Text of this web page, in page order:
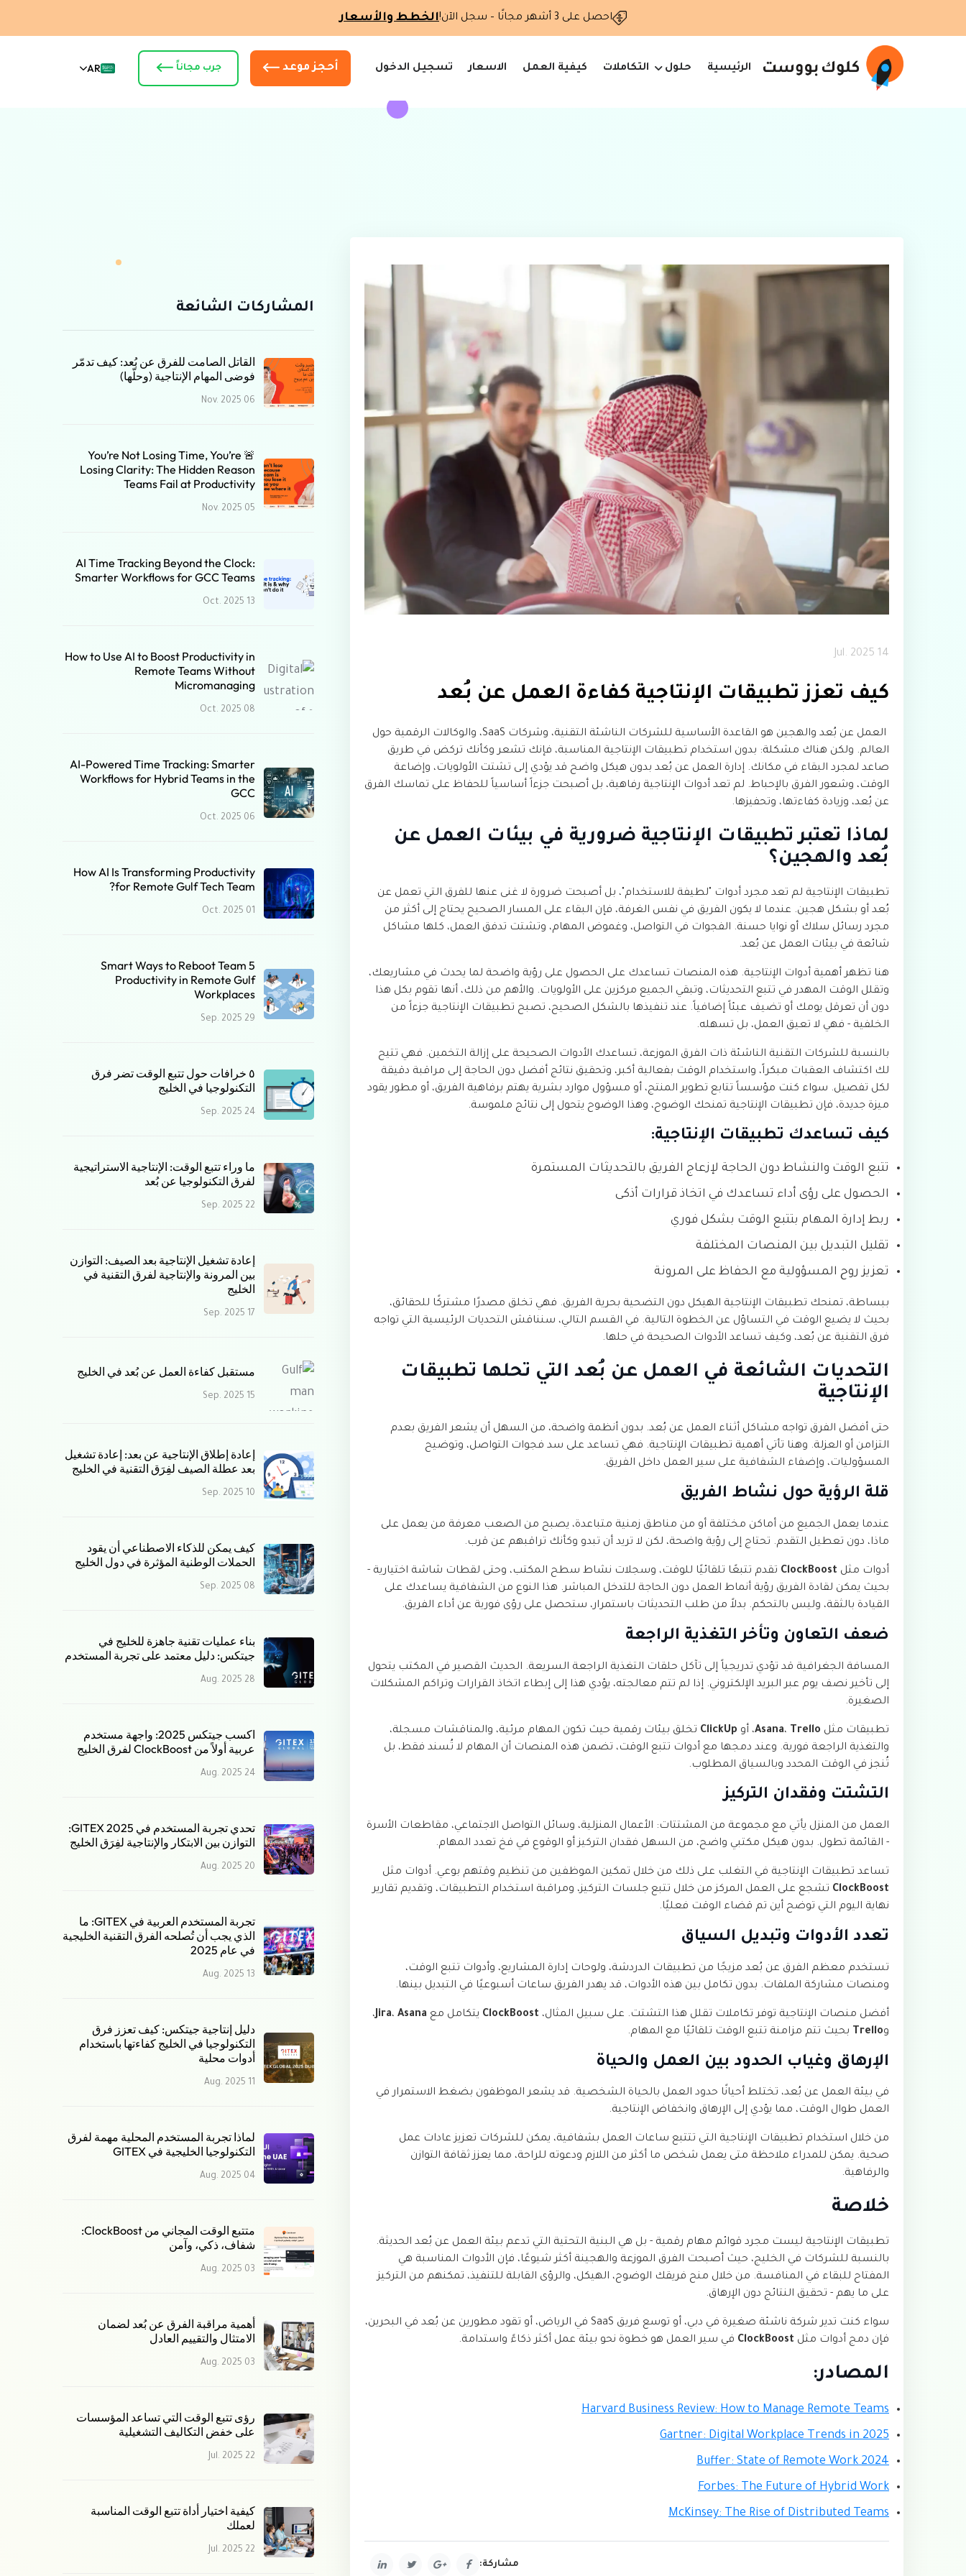
احصل على 3 أشهر مجانًا – سجل الآن! الخطط والأسعار
الرئيسية حلول التكاملات كيفية العمل الاسعار تسجيل الدخول أحجز موعد جرب مجاناً AR
14 Jul. 2025
كيف تعزز تطبيقات الإنتاجية كفاءة العمل عن بُعد
العمل عن بُعد والهجين هو القاعدة الأساسية للشركات الناشئة التقنية، وشركات SaaS، والوكالات الرقمية حول
العالم. ولكن هناك مشكلة: بدون استخدام تطبيقات الإنتاجية المناسبة، فإنك تشعر وكأنك تركض في طريق
صاعد لمجرد البقاء في مكانك. إدارة العمل عن بُعد بدون هيكل واضح قد يؤدي إلى تشتت الأولويات، وإضاعة
الوقت، وشعور الفرق بالإحباط. لم تعد أدوات الإنتاجية رفاهية، بل أصبحت جزءاً أساسياً للحفاظ على تماسك الفرق
عن بُعد، وزيادة كفاءتها، وتحفيزها.
لماذا تعتبر تطبيقات الإنتاجية ضرورية في بيئات العمل عن
بُعد والهجين؟
تطبيقات الإنتاجية لم تعد مجرد أدوات "لطيفة للاستخدام"، بل أصبحت ضرورة لا غنى عنها للفرق التي تعمل عن
بُعد أو بشكل هجين. عندما لا يكون الفريق في نفس الغرفة، فإن البقاء على المسار الصحيح يحتاج إلى أكثر من
مجرد رسائل سلاك أو نوايا حسنة. الفجوات في التواصل، وغموض المهام، وتشتت تدفق العمل، كلها مشاكل
شائعة في بيئات العمل عن بُعد.
هنا تظهر أهمية أدوات الإنتاجية. هذه المنصات تساعدك على الحصول على رؤية واضحة لما يحدث في مشاريعك،
وتقلل الوقت المهدر في تتبع التحديثات، وتبقي الجميع مركزين على الأولويات. والأهم من ذلك، أنها تقوم بكل هذا
دون أن تعرقل يومك أو تضيف عبئاً إضافياً. عند تنفيذها بالشكل الصحيح، تصبح تطبيقات الإنتاجية جزءاً من
الخلفية - فهي لا تعيق العمل، بل تسهله.
بالنسبة للشركات التقنية الناشئة ذات الفرق الموزعة، تساعدك الأدوات الصحيحة على إزالة التخمين. فهي تتيح
لك اكتشاف العقبات مبكراً، واستخدام الوقت بفعالية أكبر، وتحقيق نتائج أفضل دون الحاجة إلى مراقبة دقيقة
لكل تفصيل. سواء كنت مؤسساً تتابع تطوير المنتج، أو مسؤول موارد بشرية يهتم برفاهية الفريق، أو مطور يقود
ميزة جديدة، فإن تطبيقات الإنتاجية تمنحك الوضوح، وهذا الوضوح يتحول إلى نتائج ملموسة.
كيف تساعدك تطبيقات الإنتاجية:
تتبع الوقت والنشاط دون الحاجة لإزعاج الفريق بالتحديثات المستمرة
الحصول على رؤى أداء تساعدك في اتخاذ قرارات أذكى
ربط إدارة المهام بتتبع الوقت بشكل فوري
تقليل التبديل بين المنصات المختلفة
تعزيز روح المسؤولية مع الحفاظ على المرونة
ببساطة، تمنحك تطبيقات الإنتاجية الهيكل دون التضحية بحرية الفريق. فهي تخلق مصدرًا مشتركًا للحقائق،
بحيث لا يضيع الوقت في التساؤل عن الخطوة التالية. في القسم التالي، سنناقش التحديات الرئيسية التي تواجه
فرق التقنية عن بُعد، وكيف تساعد الأدوات الصحيحة في حلها.
التحديات الشائعة في العمل عن بُعد التي تحلها تطبيقات
الإنتاجية
حتى أفضل الفرق تواجه مشاكل أثناء العمل عن بُعد. بدون أنظمة واضحة، من السهل أن يشعر الفريق بعدم
التزامن أو العزلة. وهنا تأتي أهمية تطبيقات الإنتاجية. فهي تساعد على سد فجوات التواصل، وتوضيح
المسؤوليات، وإضفاء الشفافية على سير العمل داخل الفريق.
قلة الرؤية حول نشاط الفريق
عندما يعمل الجميع من أماكن مختلفة أو من مناطق زمنية متباعدة، يصبح من الصعب معرفة من يعمل على
ماذا، دون تعطيل التقدم. تحتاج إلى رؤية واضحة، لكن لا تريد أن تبدو وكأنك تراقبهم عن قرب.
أدوات مثل ClockBoost تقدم تتبعًا تلقائيًا للوقت، وسجلات نشاط سطح المكتب، وحتى لقطات شاشة اختيارية -
بحيث يمكن لقادة الفريق رؤية أنماط العمل دون الحاجة للتدخل المباشر. هذا النوع من الشفافية يساعدك على
القيادة بالثقة، وليس بالتحكم. بدلاً من طلب التحديثات باستمرار، ستحصل على رؤى فورية عن أداء الفريق.
ضعف التعاون وتأخر التغذية الراجعة
المسافة الجغرافية قد تؤدي تدريجياً إلى تآكل حلقات التغذية الراجعة السريعة. الحديث القصير في المكتب يتحول
إلى تأخير نصف يوم عبر البريد الإلكتروني. إذا لم تتم معالجته، يؤدي هذا إلى إبطاء اتخاذ القرارات وتراكم المشكلات
الصغيرة.
تطبيقات مثل Asana، Trello ، أو ClickUp تخلق بيئات رقمية حيث تكون المهام مرئية، والمناقشات مسجلة،
والتغذية الراجعة فورية. وعند دمجها مع أدوات تتبع الوقت، تضمن هذه المنصات أن المهام لا تُسند فقط، بل
تُنجز في الوقت المحدد وبالسياق المطلوب.
التشتت وفقدان التركيز
العمل من المنزل يأتي مع مجموعة من المشتتات: الأعمال المنزلية، وسائل التواصل الاجتماعي، مقاطعات الأسرة
- القائمة تطول. بدون هيكل مكتبي واضح، من السهل فقدان التركيز أو الوقوع في فخ تعدد المهام.
تساعد تطبيقات الإنتاجية في التغلب على ذلك من خلال تمكين الموظفين من تنظيم وقتهم بوعي. أدوات مثل
ClockBoost تشجع على العمل المركز من خلال تتبع جلسات التركيز، ومراقبة استخدام التطبيقات، وتقديم تقارير
نهاية اليوم التي توضح أين تم قضاء الوقت فعليًا.
تعدد الأدوات وتبديل السياق
تستخدم معظم الفرق عن بُعد مزيجًا من تطبيقات الدردشة، ولوحات إدارة المشاريع، وأدوات تتبع الوقت،
ومنصات مشاركة الملفات. بدون تكامل بين هذه الأدوات، قد يهدر الفريق ساعات أسبوعيًا في التبديل بينها.
أفضل منصات الإنتاجية توفر تكاملات تقلل هذا التشتت. على سبيل المثال، ClockBoost يتكامل مع Jira، Asana
،
وTrello بحيث تتم مزامنة تتبع الوقت تلقائيًا مع المهام.
الإرهاق وغياب الحدود بين العمل والحياة
في بيئة العمل عن بُعد، تختلط أحيانًا حدود العمل بالحياة الشخصية. قد يشعر الموظفون بضغط الاستمرار في
العمل طوال الوقت، مما يؤدي إلى الإرهاق وانخفاض الإنتاجية.
من خلال استخدام تطبيقات الإنتاجية التي تتتبع ساعات العمل بشفافية، يمكن للشركات تعزيز عادات عمل
صحية. يمكن للمدراء ملاحظة متى يعمل شخص ما أكثر من اللازم ودعوته للراحة، مما يعزز ثقافة التوازن
والرفاهية.
خلاصة
تطبيقات الإنتاجية ليست مجرد قوائم مهام رقمية - بل هي البنية التحتية التي تدعم بيئة العمل عن بُعد الحديثة.
بالنسبة للشركات في الخليج، حيث أصبحت الفرق الموزعة والهجينة أكثر شيوعًا، فإن الأدوات المناسبة هي
المفتاح للبقاء في المنافسة. من خلال منح فريقك الوضوح، الهيكل، والرؤى القابلة للتنفيذ، تمكنهم من التركيز
على ما يهم - تحقيق النتائج دون الإرهاق.
سواء كنت تدير شركة ناشئة صغيرة في دبي، أو توسع فريق SaaS في الرياض، أو تقود مطورين عن بُعد في البحرين،
فإن دمج أدوات مثل ClockBoost في سير العمل هو خطوة نحو بيئة عمل أكثر ذكاءً واستدامة.
المصادر:
Harvard Business Review: How to Manage Remote Teams
Gartner: Digital Workplace Trends in 2025
Buffer: State of Remote Work 2024
Forbes: The Future of Hybrid Work
McKinsey: The Rise of Distributed Teams
مشاركة:
المشاركات الشائعة
القاتل الصامت للفرق عن بُعد: كيف تدمّر
فوضى المهام الإنتاجية (وحلّها)
06 Nov. 2025
🚨 You’re Not Losing Time, You’re
Losing Clarity: The Hidden Reason
Teams Fail at Productivity
05 Nov. 2025
AI Time Tracking Beyond the Clock:
Smarter Workflows for GCC Teams
13 Oct. 2025
How to Use AI to Boost Productivity in
Remote Teams Without
Micromanaging
08 Oct. 2025
AI-Powered Time Tracking: Smarter
Workflows for Hybrid Teams in the
GCC
06 Oct. 2025
How AI Is Transforming Productivity
for Remote Gulf Tech Team?
01 Oct. 2025
5 Smart Ways to Reboot Team
Productivity in Remote Gulf
Workplaces
29 Sep. 2025
٥ خرافات حول تتبع الوقت تضر فرق
التكنولوجيا في الخليج
24 Sep. 2025
ما وراء تتبع الوقت: الإنتاجية الاستراتيجية
لفرق التكنولوجيا عن بُعد
22 Sep. 2025
إعادة تشغيل الإنتاجية بعد الصيف: التوازن
بين المرونة والإنتاجية لفرق التقنية في
الخليج
17 Sep. 2025
مستقبل كفاءة العمل عن بُعد في الخليج
15 Sep. 2025
إعادة إطلاق الإنتاجية عن بعد: إعادة تشغيل
بعد عطلة الصيف لفِرَق التقنية في الخليج
10 Sep. 2025
كيف يمكن للذكاء الاصطناعي أن يقود
الحملات الوطنية المؤثرة في دول الخليج
08 Sep. 2025
بناء عمليات تقنية جاهزة للخليج في
جيتكس: دليل معتمد على تجربة المستخدم
28 Aug. 2025
اكسب جيتكس 2025: واجهة مستخدم
عربية أولاً من ClockBoost لفرق الخليج
24 Aug. 2025
تحدي تجربة المستخدم في GITEX 2025:
التوازن بين الابتكار والإنتاجية لفِرَق الخليج
20 Aug. 2025
تجربة المستخدم العربية في GITEX: ما
الذي يجب أن تُصلحه الفرق التقنية الخليجية
في عام 2025
13 Aug. 2025
دليل إنتاجية جيتكس: كيف تعزز فرق
التكنولوجيا في الخليج كفاءتها باستخدام
أدوات محلية
11 Aug. 2025
لماذا تجربة المستخدم المحلية مهمة لفرق
التكنولوجيا الخليجية في GITEX
04 Aug. 2025
متتبع الوقت المجاني من ClockBoost:
شفاف، ذكي، وآمن
03 Aug. 2025
أهمية مراقبة الفرق عن بُعد لضمان
الامتثال والتقييم العادل
03 Aug. 2025
رؤى تتبع الوقت التي تساعد المؤسسات
على خفض التكاليف التشغيلية
22 Jul. 2025
كيفية اختيار أداة تتبع الوقت المناسبة
لعملك
22 Jul. 2025